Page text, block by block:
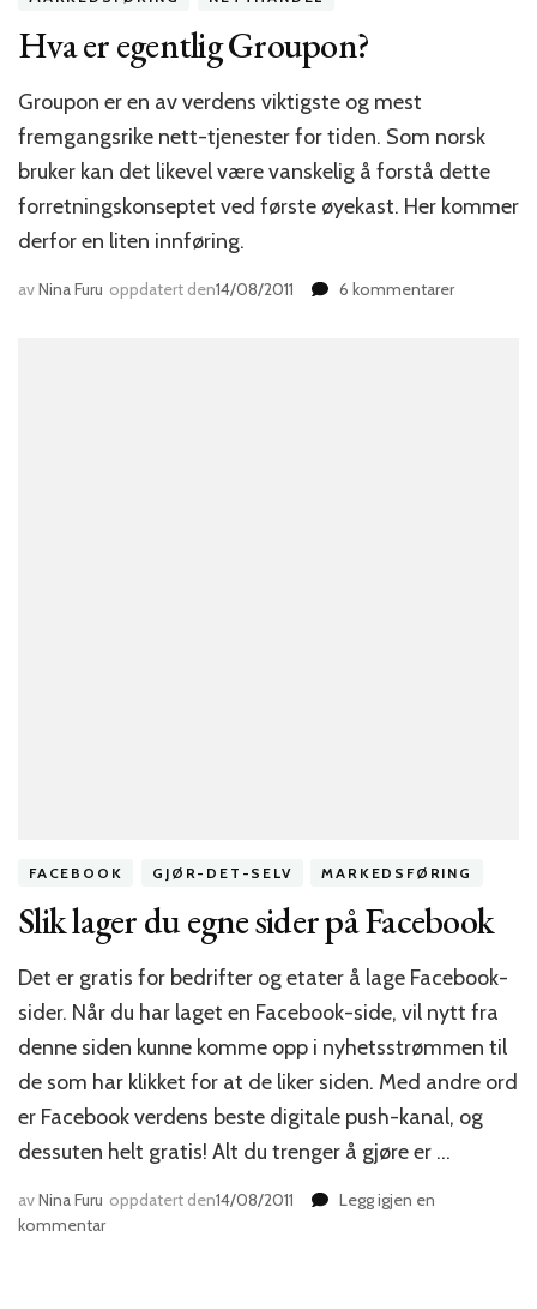
Hva er egentlig Groupon?
Groupon er en av verdens viktigste og mest
fremgangsrike nett-tjenester for tiden. Som norsk
bruker kan det likevel være vanskelig å forstå dette
forretningskonseptet ved første øyekast. Her kommer
derfor en liten innføring.
avNina Furu oppdatert den14/08/2011 6 kommentarertil
FACEBOOK GJØR-DET-SELV MARKEDSFØRING
Slik lager du egne sider på Facebook
Det er gratis for bedrifter og etater å lage Facebook-
sider. Når du har laget en Facebook-side, vil nytt fra
denne siden kunne komme opp i nyhetsstrømmen til
de som har klikket for at de liker siden. Med andre ord
er Facebook verdens beste digitale push-kanal, og
dessuten helt gratis! Alt du trenger å gjøre er …
avNina Furu oppdatert den14/08/2011
Legg igjen en
kommentartil